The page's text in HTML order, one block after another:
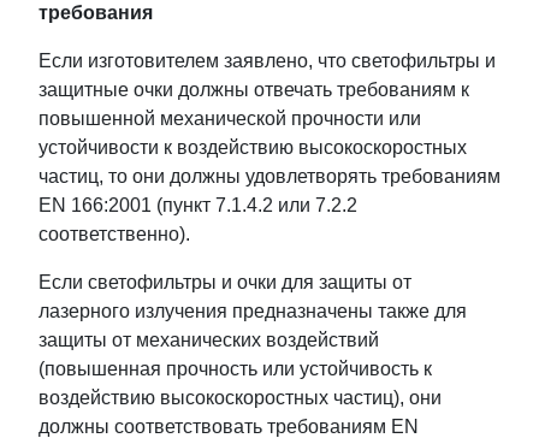
требования
Если изготовителем заявлено, что светофильтры и
защитные очки должны отвечать требованиям к
повышенной механической прочности или
устойчивости к воздействию высокоскоростных
частиц, то они должны удовлетворять требованиям
EN 166:2001 (пункт 7.1.4.2 или 7.2.2
соответственно).
Если светофильтры и очки для защиты от
лазерного излучения предназначены также для
защиты от механических воздействий
(повышенная прочность или устойчивость к
воздействию высокоскоростных частиц), они
должны соответствовать требованиям EN